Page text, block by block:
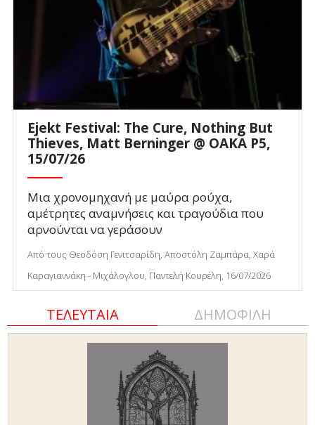
Ejekt Festival: The Cure, Nothing But
Thieves, Matt Berninger @ ΟΑΚΑ P5,
15/07/26
Μια χρονομηχανή με μαύρα ρούχα,
αμέτρητες αναμνήσεις και τραγούδια που
αρνούνται να γεράσουν
Από τους Θεοδόση Γενιτσαρίδη, Αποστόλη Ζαμπάρα, Χαρά
Καραγιαννάκη - Μιχάλογλου, Παντελή Κουρέλη, 16/07/2026
ΤΕΛΕΥΤΑΙΑ ΔΗΜΟΦΙΛΗ